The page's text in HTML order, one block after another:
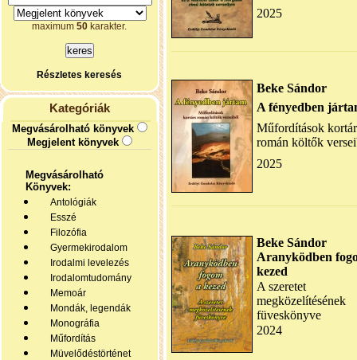
maximum50 karakter.
Részletes keresés
Kategóriák
Megvásárolható könyvek
Megjelent könyvek
Megvásárolható
Könyvek:
Antológiák
Esszé
Filozófia
Gyermekirodalom
Irodalmi levelezés
Irodalomtudomány
Memoár
Mondák, legendák
Monográfia
Műfordítás
Müvelődéstörténet
2025
Beke Sándor
A fényedben
Műfordítások
román költők
2025
Beke Sándor
Aranyködben
kezed
A szeretet
megközelítésének
füveskönyve
2024